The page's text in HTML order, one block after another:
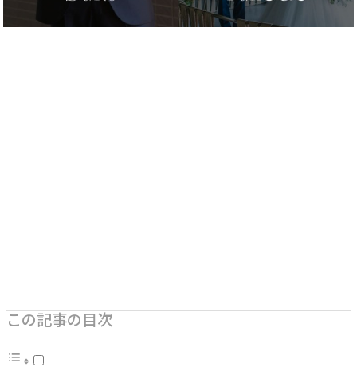
この記事の目次